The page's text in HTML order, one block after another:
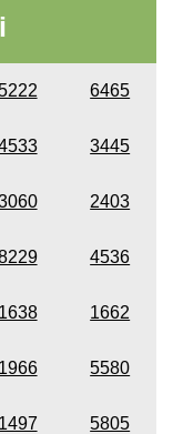
6465
3445
2403
4536
1638 1662
1966 5580
1497 5805